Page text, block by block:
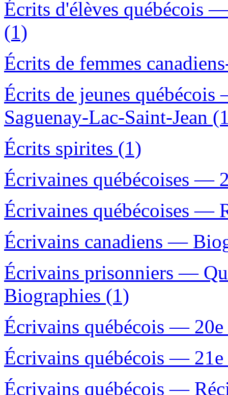
Écrits d'élèves québécois
(1)
Écrits de femmes
Écrits de jeunes
Saguenay-Lac-Saint-Jean
Écrits spirites (1)
Écrivaines québécoises —
Écrivaines québécoises —
Écrivains canadiens —
Écrivains prisonniers —
Biographies (1)
Écrivains québécois —
Écrivains québécois —
Écrivains québécois —